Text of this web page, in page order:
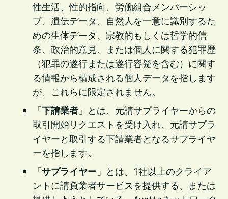
性生活、性的指向、労働組合メンバーシッ
プ、遺伝データ、自然人を一意に識別するた
めの生体データ、宗教的もしくは哲学的信
条、政治的意見、または個人に関する犯罪歴
（犯罪の遂行または遂行容疑を含む）に関す
る情報から構成される個人データを指します
が、これらに限定されません。
「下請業者 」とは、元請サプライヤーからの
取引開始リクエストを受け入れ、元請サプラ
イヤーと取引する下請業者となるサプライヤ
ーを指します。
「サプライヤー 」とは、1社以上のクライア
ントに請負業者サービスを提供する、または